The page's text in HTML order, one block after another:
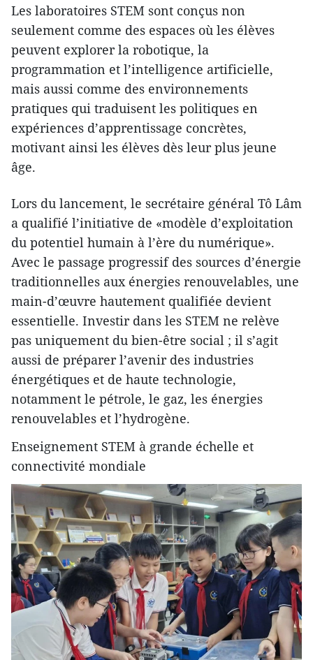
Les laboratoires STEM sont conçus non
seulement comme des espaces où les élèves
peuvent explorer la robotique, la
programmation et l’intelligence artificielle,
mais aussi comme des environnements
pratiques qui traduisent les politiques en
expériences d’apprentissage concrètes,
motivant ainsi les élèves dès leur plus jeune
âge.
Lors du lancement, le secrétaire général Tô Lâm
a qualifié l’initiative de «modèle d’exploitation
du potentiel humain à l’ère du numérique».
Avec le passage progressif des sources d’énergie
traditionnelles aux énergies renouvelables, une
main-d’œuvre hautement qualifiée devient
essentielle. Investir dans les STEM ne relève
pas uniquement du bien-être social ; il s’agit
aussi de préparer l’avenir des industries
énergétiques et de haute technologie,
notamment le pétrole, le gaz, les énergies
renouvelables et l’hydrogène.
Enseignement STEM à grande échelle et
connectivité mondiale